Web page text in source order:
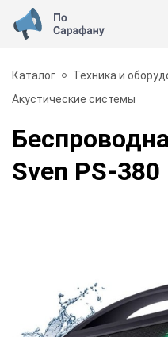
Каталог Техника и
Акустические системы
Sven PS-380